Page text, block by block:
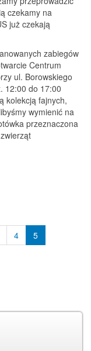
czekamy na
już czekają
zabiegów
Centrum
ul. Borowskiego
12:00 do 17:00
kolekcją fajnych,
wymienić na
przeznaczona
4 5